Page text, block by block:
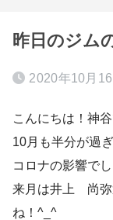
昨日のジム
2020年10月16
こんにちは！神谷
10月も半分が過
コロナの影響で
来月は井上 尚弥
ね！^_^